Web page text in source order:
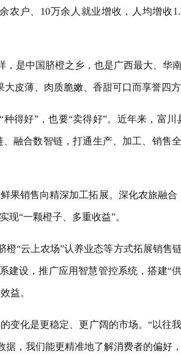
农户、10万余人就业增收，人均增收
是中国脐橙之乡，也是广西最大、华
皮薄、肉质脆嫩、香甜可口而享誉四方
得好”，也要“卖得好”。近年来，富川
融合数智链，打通生产、加工、销售
果销售向精深加工拓展。深化农旅融合
现“一颗橙子、多重收益”。
“云上农场”认养业态等方式拓展销售
建设，推广应用智慧管控系统，搭建“
益。
变化是更稳定、更广阔的市场。“以往
，我们能更精准地了解消费者的偏好